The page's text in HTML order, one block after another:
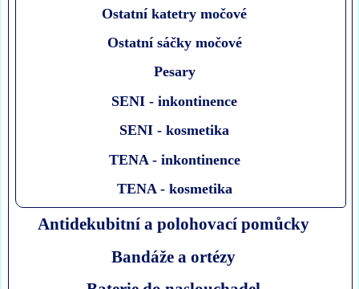
Ostatní katetry močové
Ostatní sáčky močové
Pesary
SENI - inkontinence
SENI - kosmetika
TENA - inkontinence
TENA - kosmetika
Antidekubitní a polohovací pomůcky
Bandáže a ortézy